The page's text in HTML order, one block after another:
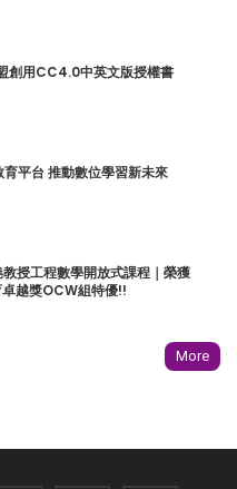
創用CC4.0中英文版授權書
平台 推動數位學習新未來
授工程數學開放式課程｜榮獲
越獎OCW組特優!!
More